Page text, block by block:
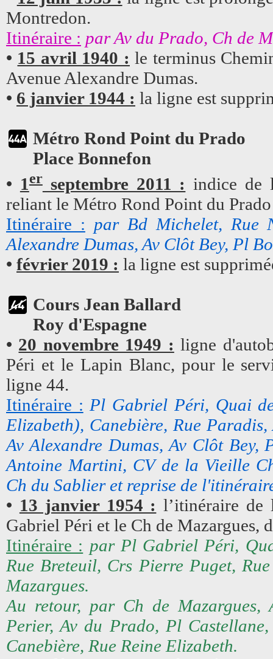
Montredon.
Itinéraire : par Av du Prado, Ch de
• 15 avril 1940 : le terminus
Avenue Alexandre Dumas.
• 6 janvier 1944 : la ligne est
Métro Rond Point du Prado
Place Bonnefon
• 1erseptembre 2011 : indice de
reliant le Métro Rond Point du
Itinéraire : par Bd Michelet, Rue
Alexandre Dumas, Av Clôt Bey, Pl
• février 2019 : la ligne est
Cours Jean Ballard
Roy d'Espagne
• 20 novembre 1949 : ligne
Péri et le Lapin Blanc, pour le
ligne 44.
Itinéraire : Pl Gabriel Péri, Quai
Elizabeth), Canebière, Rue
Av Alexandre Dumas, Av Clôt Bey,
Antoine Martini, CV de la Vieille
Ch du Sablier et reprise de
• 13 janvier 1954 : l’itinéraire
Gabriel Péri et le Ch de Mazargues,
Itinéraire : par Pl Gabriel Péri,
Rue Breteuil, Crs Pierre Puget,
Mazargues.
Au retour, par Ch de
Perier, Av du Prado, Pl
Canebière, Rue Reine Elizabeth.